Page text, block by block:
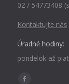
02 / 54773408
Kontaktujte nás
Úradné hodiny:
pondelok až
Find us on: